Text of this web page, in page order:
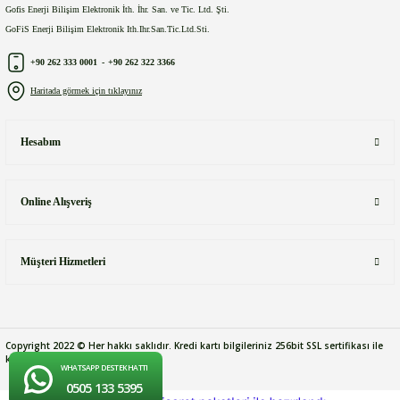
Gofis Enerji Bilişim Elektronik İth. İhr. San. ve Tic. Ltd. Şti.
GoFiS Enerji Bilişim Elektronik Ith.Ihr.San.Tic.Ltd.Sti.
+90 262 333 0001 - +90 262 322 3366
Haritada görmek için tıklayınız
Hesabım
Online Alışveriş
Müşteri Hizmetleri
Copyright 2022 © Her hakkı saklıdır. Kredi kartı bilgileriniz 256bit SSL sertifikası ile
korunmaktadır.
WHATSAPP DESTEK HATTI
0505 133 5395